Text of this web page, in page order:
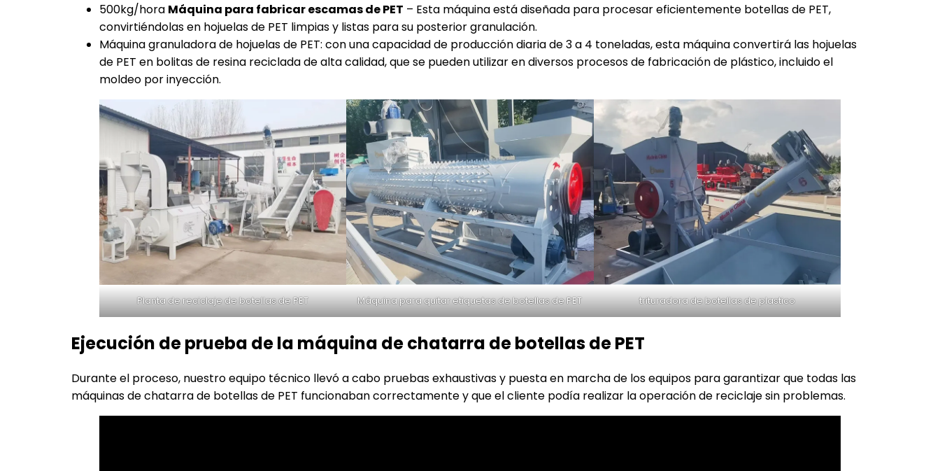
500kg/hora Máquina para fabricar escamas de PET – Esta máquina está diseñada para procesar eficientemente botellas de PET,
convirtiéndolas en hojuelas de PET limpias y listas para su posterior granulación.
Máquina granuladora de hojuelas de PET: con una capacidad de producción diaria de 3 a 4 toneladas, esta máquina convertirá las hojuelas
de PET en bolitas de resina reciclada de alta calidad, que se pueden utilizar en diversos procesos de fabricación de plástico, incluido el
moldeo por inyección.
Planta de reciclaje de botellas de PET Máquina para quitar etiquetas de botellas de PET trituradora de botellas de plastico
Ejecución de prueba de la máquina de chatarra de botellas de PET
Durante el proceso, nuestro equipo técnico llevó a cabo pruebas exhaustivas y puesta en marcha de los equipos para garantizar que todas las
máquinas de chatarra de botellas de PET funcionaban correctamente y que el cliente podía realizar la operación de reciclaje sin problemas.